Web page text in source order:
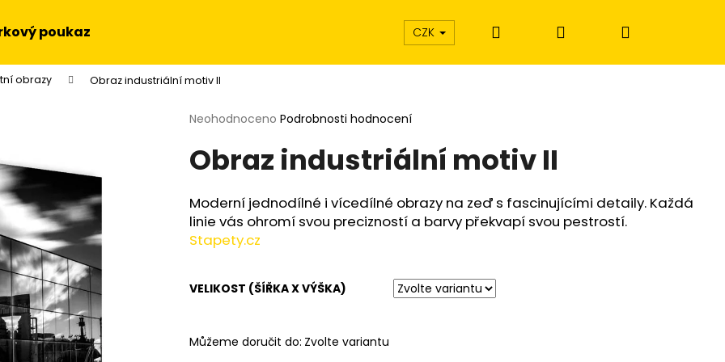
poukaz CZK Hledat PřihlášeníNákupní
obrazy Obraz industriální motiv II
Průměrné
produktu
je
z
5
hvězdiček.
Neohodnoceno Podrobnosti hodnocení
Obraz industriální motiv II
Moderní jednodílné i vícedílné obrazy na zeď s fascinujícími detaily. Každá
linie vás ohromí svou precizností a barvy překvapí svou pestrostí.
Stapety.cz
VELIKOST (ŠÍŘKA X VÝŠKA)
Můžeme doručit do: Zvolte variantu
Co potřebujete najít?
HLEDAT
Doporučujeme
NA STĚNU - SLUNEČNICE
OBRAZ - HUDEBNÍ EXTÁZE